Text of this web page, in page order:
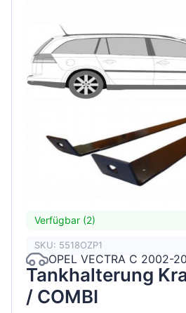
Verfügbar (2)
SKU: 5518OZP1
OPEL VECTRA C 2002-
Tankhalterung
/ COMBI